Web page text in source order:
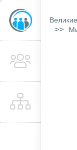
>>